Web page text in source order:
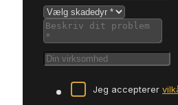
Jeg accepterer